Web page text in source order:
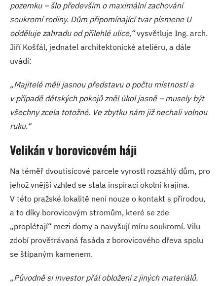
pozemku – šlo především o maximální zachování
soukromí rodiny. Dům připomínající tvar písmene U
odděluje zahradu od přilehlé ulice,“vysvětluje Ing. arch.
Jiří Košťál, jednatel architektonické ateliéru, a dále
uvádí:
„Majitelé měli jasnou představu o počtu místností a
v případě dětských pokojů zněl úkol jasně – musely být
všechny zcela totožné. Ve zbytku nám již nechali volnou
ruku.“
Velikán v borovicovém háji
Na téměř dvoutisícové parcele vyrostl rozsáhlý dům, pro
jehož vnější vzhled se stala inspirací okolní krajina.
V této pražské lokalitě není nouze o kontakt s přírodou,
a to díky borovicovým stromům, které se zde
„proplétají“ mezi domy a navyšují míru soukromí. Vilu
zdobí provětrávaná fasáda z borovicového dřeva spolu
se štípaným kamenem.
„Původně si investor přál obložení z jiných materiálů.